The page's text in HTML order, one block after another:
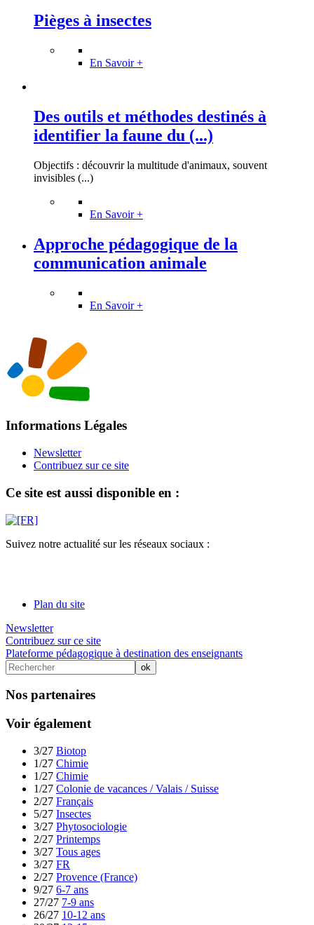
Pièges à insectes
En Savoir +
Des outils et méthodes destinés à
identifier la faune du (...)
Objectifs : découvrir la multitude d'animaux, souvent
invisibles (...)
En Savoir +
Approche pédagogique de la
communication animale
En Savoir +
Informations Légales
Newsletter
Contribuez sur ce site
Ce site est aussi disponible en :
Suivez notre actualité sur les réseaux sociaux :
Plan du site
Newsletter
Contribuez sur ce site
Plateforme pédagogique à destination des enseignants
Nos partenaires
Voir également
3/27 Biotop
1/27 Chimie
1/27 Chimie
1/27 Colonie de vacances / Valais / Suisse
2/27 Français
5/27 Insectes
3/27 Phytosociologie
2/27 Printemps
3/27 Tous ages
3/27 FR
2/27 Provence (France)
9/27 6-7 ans
27/27 7-9 ans
26/27 10-12 ans